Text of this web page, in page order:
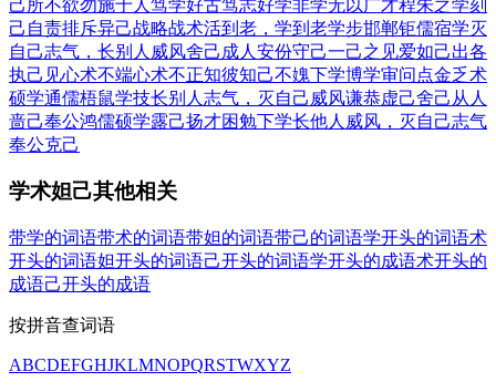
己所不欲勿施于人 笃学好古笃志好学非学无以广才程朱之学刻
己自责排斥异己战略战术活到老，学到老学步邯郸钜儒宿学灭
自己志气，长别人威风舍己成人 安份守己一己之见爱如己出各
执己见心术不端心术不正知彼知己不媿下学博学审问 点金乏术
硕学通儒梧鼠学技长别人志气，灭自己威风谦恭虚己舍己从人
啬己奉公鸿儒硕学露己扬才困勉下学长他人威风，灭自己志气
奉公克己
学术妲己其他相关
带学的词语带术的词语带妲的词语带己的词语学开头的词语术
开头的词语妲开头的词语己开头的词语学开头的成语术开头的
成语己开头的成语
按拼音查词语
ABCDEFGHJKLMNOPQRSTWXYZ